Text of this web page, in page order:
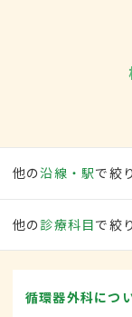
他の沿線・駅で絞
他の 診療科目で絞
循環器外科につ